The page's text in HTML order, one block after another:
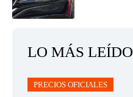
LO MÁS LEÍDO
PRECIOS OFICIALES